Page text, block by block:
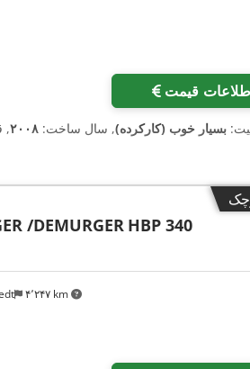
قیمت
بسیار خوب (کارکرده), سال ساخت: ۲۰۰۸,
۴٬۲۴۷ km
/DEMURGER HBP 340